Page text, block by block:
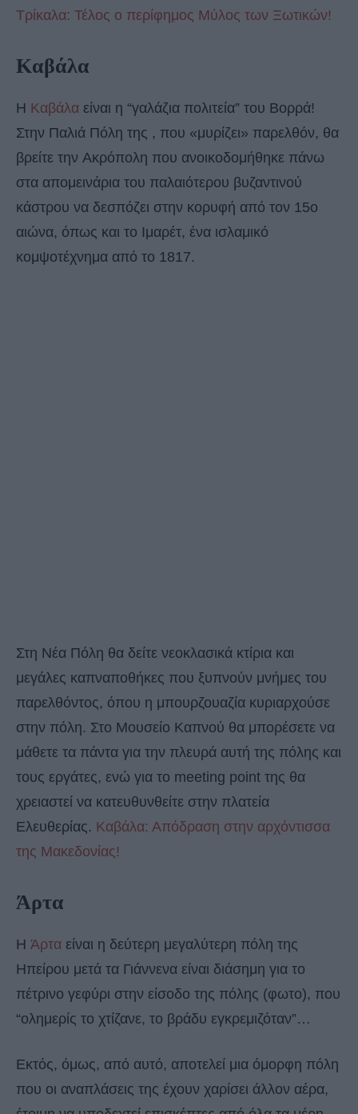
Τρίκαλα: Τέλος ο περίφημος Μύλος των Ξωτικών!
Καβάλα
Η Καβάλα είναι η “γαλάζια πολιτεία” του Βορρά!
Στην Παλιά Πόλη της , που «μυρίζει» παρελθόν, θα
βρείτε την Ακρόπολη που ανοικοδομήθηκε πάνω
στα απομεινάρια του παλαιότερου βυζαντινού
κάστρου να δεσπόζει στην κορυφή από τον 15ο
αιώνα, όπως και το Ιμαρέτ, ένα ισλαμικό
κομψοτέχνημα από το 1817.
Στη Νέα Πόλη θα δείτε νεοκλασικά κτίρια και
μεγάλες καπναποθήκες που ξυπνούν μνήμες του
παρελθόντος, όπου η μπουρζουαζία κυριαρχούσε
στην πόλη. Στο Μουσείο Καπνού θα μπορέσετε να
μάθετε τα πάντα για την πλευρά αυτή της πόλης και
τους εργάτες, ενώ για το meeting point της θα
χρειαστεί να κατευθυνθείτε στην πλατεία
Ελευθερίας. Καβάλα: Απόδραση στην αρχόντισσα
της Μακεδονίας!
Άρτα
Η Άρτα είναι η δεύτερη μεγαλύτερη πόλη της
Ηπείρου μετά τα Γιάννενα είναι διάσημη για το
πέτρινο γεφύρι στην είσοδο της πόλης (φωτο), που
“ολημερίς το χτίζανε, το βράδυ εγκρεμιζόταν”…
Εκτός, όμως, από αυτό, αποτελεί μια όμορφη πόλη
που οι αναπλάσεις της έχουν χαρίσει άλλον αέρα,